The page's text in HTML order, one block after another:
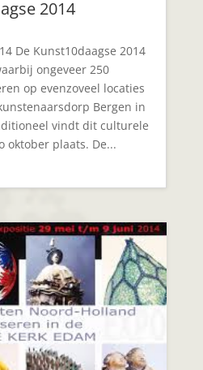
2014
De Kunst10daagse 2014
ongeveer 250
op evenzoveel locaties
Bergen in
vindt dit culturele
oktober plaats. De...